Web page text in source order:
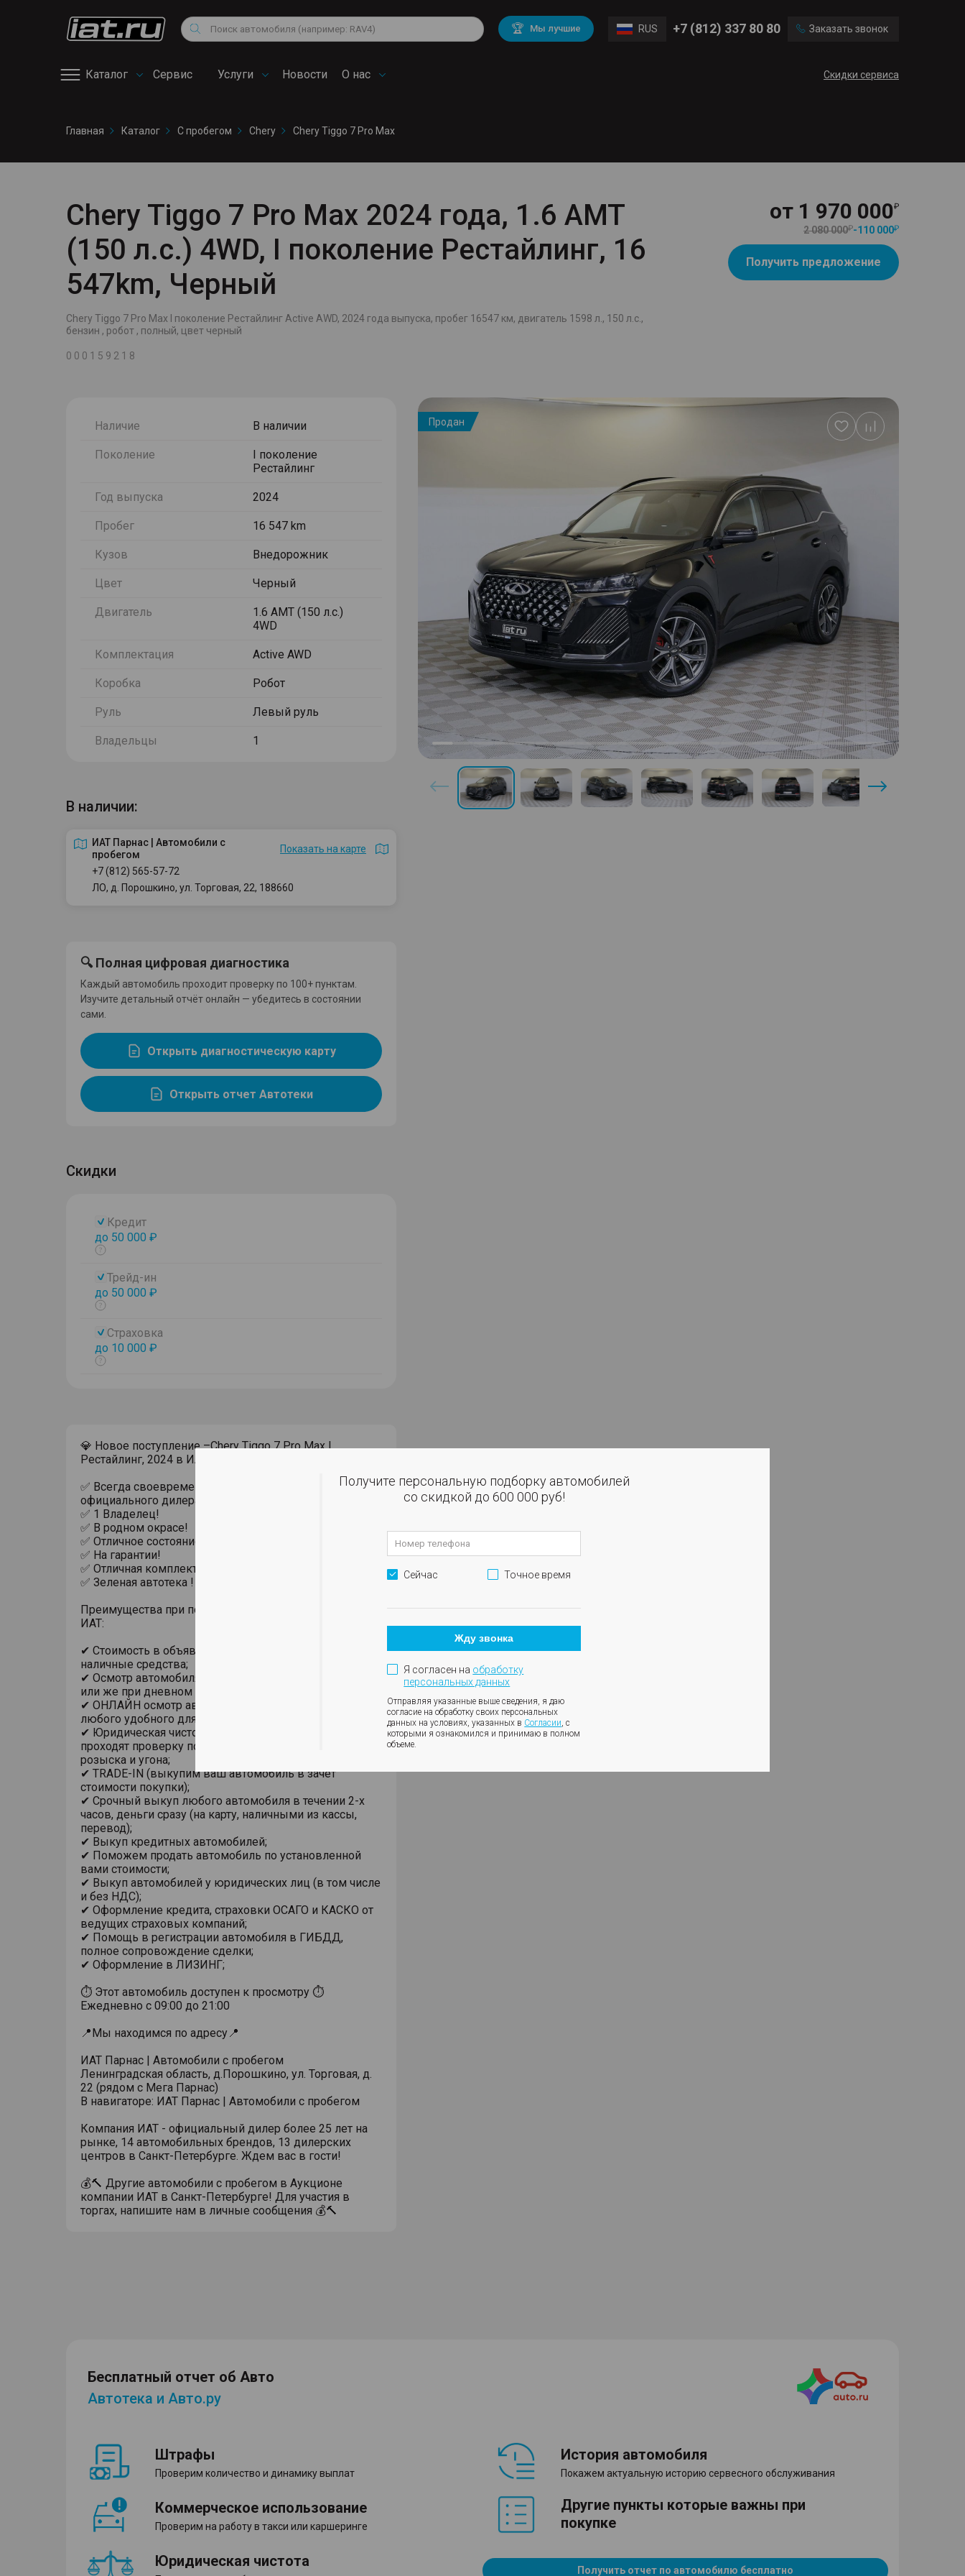
Поиск 🏆 Мы лучшие RUS +7 (812) 337 80 80 Заказать звонок
Каталог Сервис
сервис
Услуги Новости О нас Скидки сервиса
Снегоходы
Квадроциклы
Volkswagen
Mitsubishi BMW
Audi
Chevrolet Mercedes Benz
Главная Каталог С пробегом Chery Chery Tiggo 7 Pro Max
Chery Tiggo 7 Pro Max 2024 года, 1.6 AMT
(150 л.с.) 4WD, I поколение Рестайлинг, 16
547km, Черный
Chery Tiggo 7 Pro Max I поколение Рестайлинг Active AWD, 2024 года выпуска, пробег 16547 км, двигатель 1598 л., 150 л.с.,
бензин , робот , полный, цвет черный
0 0 0 1 5 9 2 1 8
от 1 970 000
2 080 000 -110 000
Получить предложение
Наличие В наличии
Поколение
I поколение
Рестайлинг
Год выпуска 2024
Пробег 16 547 km
Кузов Внедорожник
Цвет Черный
Двигатель
1.6 AMT (150 л.с.)
4WD
Комплектация Active AWD
Коробка Робот
Руль Левый руль
Владельцы 1
В наличии:
ИАТ Парнас | Автомобили с
пробегом
Показать на карте
+7 (812) 565-57-72
ЛО, д. Порошкино, ул. Торговая, 22, 188660
🔍 Полная цифровая диагностика
Каждый автомобиль проходит проверку по 100+ пунктам.
Изучите детальный отчёт онлайн — убедитесь в состоянии
сами.
Открыть диагностическую карту
Открыть отчет Автотеки
Скидки
Кредит
до 50 000 ₽
Показать
Трейд-ин
до 50 000 ₽
Показать
Страховка
до 10 000 ₽
Показать
💎 Новое поступление –Chery Tiggo 7 Pro Max I
Рестайлинг, 2024 в ИАТ Парнас!
✅ Всегда своевременное обслуживание у
официального дилера!
✅ 1 Владелец!
✅ В родном окрасе!
✅ Отличное состояние автомобиля !
✅ На гарантии!
✅ Отличная комплектация !
✅ Зеленая автотека !
Преимущества при покупке автомобиля с пробегом в
ИАТ:
✔ Стоимость в объявлении актуальна при покупке за
наличные средства;
✔ Осмотр автомобиля в помещении, на подъемнике
или же при дневном свете;
✔ ОНЛАЙН осмотр автомобиля с использованием
любого удобного для Вас мессенджера;
✔ Юридическая чистота сделки. Все автомобили
проходят проверку по базам ГИБДД на предмет
розыска и угона;
✔ TRADE-IN (выкупим ваш автомобиль в зачет
стоимости покупки);
✔ Срочный выкуп любого автомобиля в течении 2-х
часов, деньги сразу (на карту, наличными из кассы,
перевод);
✔ Выкуп кредитных автомобилей;
✔ Поможем продать автомобиль по установленной
вами стоимости;
✔ Выкуп автомобилей у юридических лиц (в том числе
и без НДС);
✔ Оформление кредита, страховки ОСАГО и КАСКО от
ведущих страховых компаний;
✔ Помощь в регистрации автомобиля в ГИБДД,
полное сопровождение сделки;
✔ Оформление в ЛИЗИНГ;
⏱ Этот автомобиль доступен к просмотру ⏱
Ежедневно с 09:00 до 21:00
📍Мы находимся по адресу📍
ИАТ Парнас | Автомобили с пробегом
Ленинградская область, д.Порошкино, ул. Торговая, д.
22 (рядом с Мега Парнас)
В навигаторе: ИАТ Парнас | Автомобили с пробегом
Компания ИАТ - официальный дилер более 25 лет на
рынке, 14 автомобильных брендов, 13 дилерских
центров в Санкт-Петербурге. Ждем вас в гости!
💰🔨 Другие автомобили с пробегом в Аукционе
компании ИАТ в Санкт-Петербурге! Для участия в
торгах, напишите нам в личные сообщения 💰🔨
Продан
Добавить
в
избранное
Бесплатный отчет об Авто
Автотека и Авто.ру
Штрафы
Проверим количество и динамику выплат
Коммерческое использование
Проверим на работу в такси или каршеринге
Юридическая чистота
История автомобиля
Покажем актуальную историю сервесного обслуживания
Другие пункты которые важны при
покупке
Получить отчет по автомобилю бесплатно
Получите персональную подборку автомобилей
со скидкой до 600 000 руб!
Сейчас Точное время
Жду звонка
Я согласен на обработку
персональных данных
Отправляя указанные выше сведения, я даю
согласие на обработку своих персональных
данных на условиях, указанных в Согласии, с
которыми я ознакомился и принимаю в полном
объеме.